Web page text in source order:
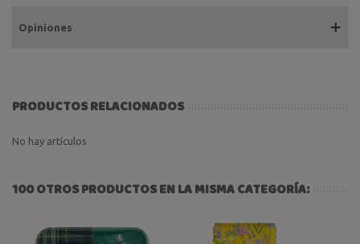
Opiniones
PRODUCTOS RELACIONADOS
No hay artículos
100 OTROS PRODUCTOS EN LA MISMA CATEGORÍA: